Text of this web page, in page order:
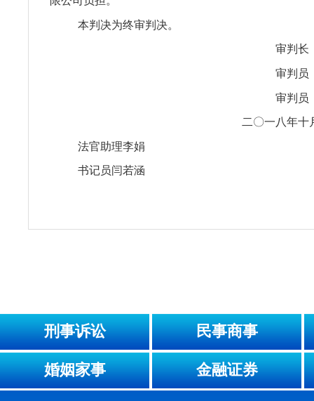
本判决为终审判决。
审判
审判
审判
二〇一八年十
法官助理李娟
书记员闫若涵
刑事诉讼 民事商事
婚姻家事 金融证券